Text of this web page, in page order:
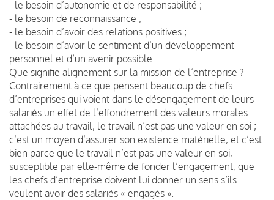
- le besoin d’autonomie et de responsabilité ;
- le besoin de reconnaissance ;
- le besoin d’avoir des relations positives ;
- le besoin d’avoir le sentiment d’un développement
personnel et d’un avenir possible.
Que signifie alignement sur la mission de l’entreprise ?
Contrairement à ce que pensent beaucoup de chefs
d’entreprises qui voient dans le désengagement de leurs
salariés un effet de l’effondrement des valeurs morales
attachées au travail, le travail n’est pas une valeur en soi ;
c’est un moyen d’assurer son existence matérielle, et c’est
bien parce que le travail n’est pas une valeur en soi,
susceptible par elle-même de fonder l’engagement, que
les chefs d’entreprise doivent lui donner un sens s’ils
veulent avoir des salariés « engagés ».